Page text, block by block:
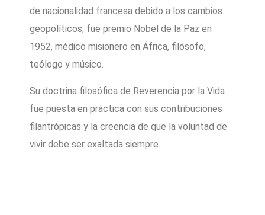
de nacionalidad francesa debido a los cambios
geopolíticos, fue premio Nobel de la Paz en
1952, médico misionero en África, filósofo,
teólogo y músico.
Su doctrina filosófica de Reverencia por la Vida
fue puesta en práctica con sus contribuciones
filantrópicas y la creencia de que la voluntad de
vivir debe ser exaltada siempre.